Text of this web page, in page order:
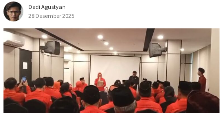
Dedi Agustyan
28 Desember 2025